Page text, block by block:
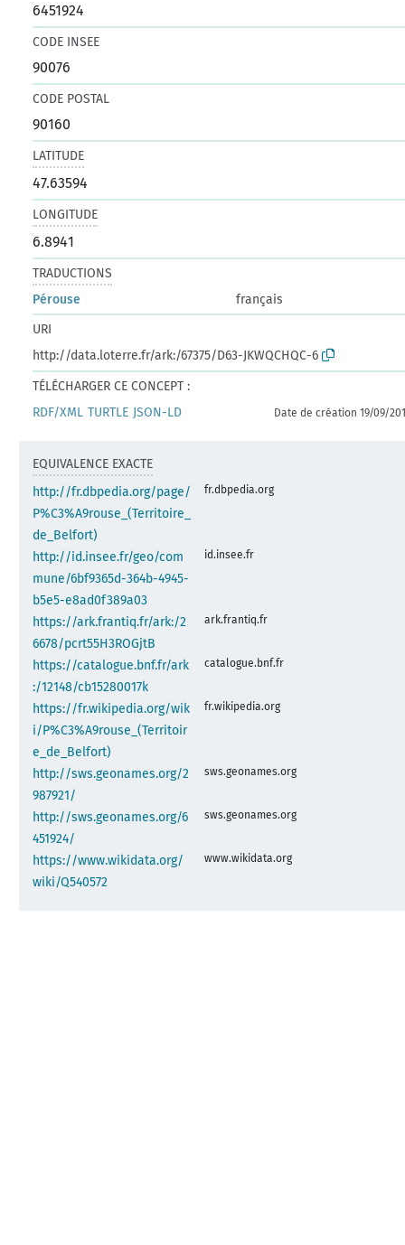
6451924
CODE INSEE
90076
CODE POSTAL
90160
LATITUDE
47.63594
LONGITUDE
6.8941
TRADUCTIONS
Pérouse
français
URI
http://data.loterre.fr/ark:/67375/D63-JKWQCHQC-6
TÉLÉCHARGER CE CONCEPT :
RDF/XML TURTLE JSON-LD Date de création 19/09/
EQUIVALENCE EXACTE
http://fr.dbpedia.org/page/
P%C3%A9rouse_(Territoire_
de_Belfort)
fr.dbpedia.org
http://id.insee.fr/geo/com
mune/6bf9365d-364b-4945-
b5e5-e8ad0f389a03
id.insee.fr
https://ark.frantiq.fr/ark:/2
6678/pcrt55H3ROGjtB
ark.frantiq.fr
https://catalogue.bnf.fr/ark
:/12148/cb15280017k
catalogue.bnf.fr
https://fr.wikipedia.org/wik
i/P%C3%A9rouse_(Territoir
e_de_Belfort)
fr.wikipedia.org
http://sws.geonames.org/2
987921/
sws.geonames.org
http://sws.geonames.org/6
451924/
sws.geonames.org
https://www.wikidata.org/
wiki/Q540572
www.wikidata.org